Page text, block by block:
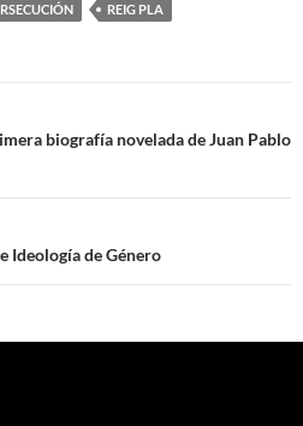
REIG PLA
biografía novelada de Juan Pablo
Ideología de Género